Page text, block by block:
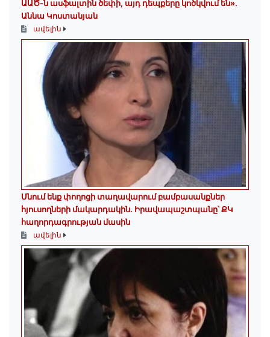
ԱԱԾ-ն ասֆալտին ծեփի, այդ դեպքերը կոծկվում են»․
Աննա Կոստանյան
ավելին
Մնում ենք փողոցի տաղավարում բամբասանքներ
հյուսողների մակարդակին․ Իրավապաշտպանը՝ ՔԿ
հաղորդագրության մասին
ավելին